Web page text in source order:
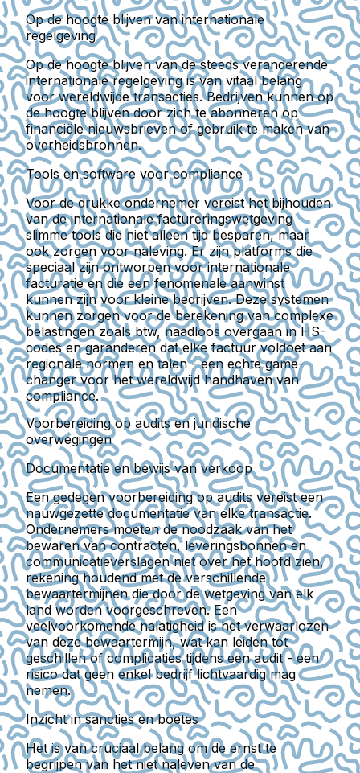
Op de hoogte blijven van internationale
regelgeving
Op de hoogte blijven van de steeds veranderende
internationale regelgeving is van vitaal belang
voor wereldwijde transacties. Bedrijven kunnen op
de hoogte blijven door zich te abonneren op
financiële nieuwsbrieven of gebruik te maken van
overheidsbronnen.
Tools en software voor compliance
Voor de drukke ondernemer vereist het bijhouden
van de internationale factureringswetgeving
slimme tools die niet alleen tijd besparen, maar
ook zorgen voor naleving. Er zijn platforms die
speciaal zijn ontworpen voor internationale
facturatie en die een fenomenale aanwinst
kunnen zijn voor kleine bedrijven. Deze systemen
kunnen zorgen voor de berekening van complexe
belastingen zoals btw, naadloos overgaan in HS-
codes en garanderen dat elke factuur voldoet aan
regionale normen en talen - een echte game-
changer voor het wereldwijd handhaven van
compliance.
Voorbereiding op audits en juridische
overwegingen
Documentatie en bewijs van verkoop
Een gedegen voorbereiding op audits vereist een
nauwgezette documentatie van elke transactie.
Ondernemers moeten de noodzaak van het
bewaren van contracten, leveringsbonnen en
communicatieverslagen niet over het hoofd zien,
rekening houdend met de verschillende
bewaartermijnen die door de wetgeving van elk
land worden voorgeschreven. Een
veelvoorkomende nalatigheid is het verwaarlozen
van deze bewaartermijn, wat kan leiden tot
geschillen of complicaties tijdens een audit - een
risico dat geen enkel bedrijf lichtvaardig mag
nemen.
Inzicht in sancties en boetes
Het is van cruciaal belang om de ernst te
begrijpen van het niet naleven van de